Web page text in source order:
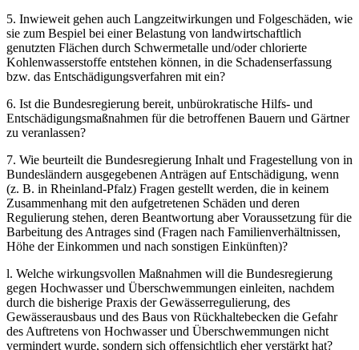
5. Inwieweit gehen auch Langzeitwirkungen und Folgeschäden, wie
sie zum Bespiel bei einer Belastung von landwirtschaftlich
genutzten Flächen durch Schwermetalle und/oder chlorierte
Kohlenwasserstoffe entstehen können, in die Schadenserfassung
bzw. das Entschädigungsverfahren mit ein?
6. Ist die Bundesregierung bereit, unbürokratische Hilfs- und
Entschädigungsmaßnahmen für die betroffenen Bauern und Gärtner
zu veranlassen?
7. Wie beurteilt die Bundesregierung Inhalt und Fragestellung von in
Bundesländern ausgegebenen Anträgen auf Entschädigung, wenn
(z. B. in Rheinland-Pfalz) Fragen gestellt werden, die in keinem
Zusammenhang mit den aufgetretenen Schäden und deren
Regulierung stehen, deren Beantwortung aber Voraussetzung für die
Barbeitung des Antrages sind (Fragen nach Familienverhältnissen,
Höhe der Einkommen und nach sonstigen Einkünften)?
l. Welche wirkungsvollen Maßnahmen will die Bundesregierung
gegen Hochwasser und Überschwemmungen einleiten, nachdem
durch die bisherige Praxis der Gewässerregulierung, des
Gewässerausbaus und des Baus von Rückhaltebecken die Gefahr
des Auftretens von Hochwasser und Überschwemmungen nicht
vermindert wurde, sondern sich offensichtlich eher verstärkt hat?